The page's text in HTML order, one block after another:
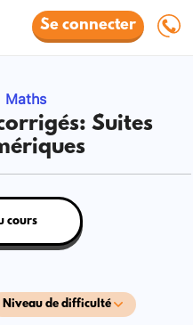
Se connecter
Maths
Suites
Niveau de difficulté
cours